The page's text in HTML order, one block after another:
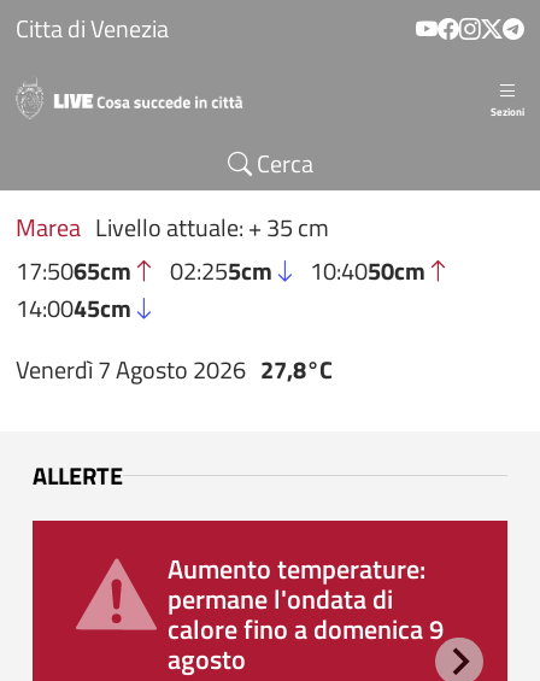
Salta al contenuto principale
Citta di Venezia
Sezioni
Cerca
Marea Livello attuale: + 35 cm
17:5065cm 02:255cm 10:4050cm
14:0045cm
Venerdì 7 Agosto 2026 27,8°C
ALLERTE
Aumento temperature:
permane l'ondata di
calore fino a domenica 9
agosto